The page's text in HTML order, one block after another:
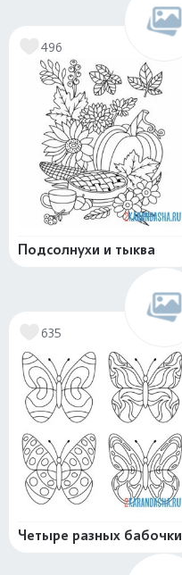
496
Подсолнухи и тыква
635
Четыре разных бабочки